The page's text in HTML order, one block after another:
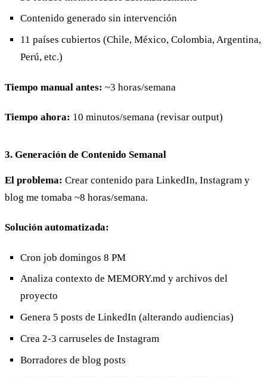
Contenido generado sin intervención
11 países cubiertos (Chile, México, Colombia, Argentina,
Perú, etc.)
Tiempo manual antes: ~3 horas/semana
Tiempo ahora: 10 minutos/semana (revisar output)
3. Generación de Contenido Semanal
El problema: Crear contenido para LinkedIn, Instagram y
blog me tomaba ~8 horas/semana.
Solución automatizada:
Cron job domingos 8 PM
Analiza contexto de MEMORY.md y archivos del
proyecto
Genera 5 posts de LinkedIn (alterando audiencias)
Crea 2-3 carruseles de Instagram
Borradores de blog posts